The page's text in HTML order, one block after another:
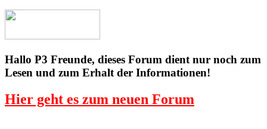
Hallo P3 Freunde, dieses Forum dient nur noch zum
Lesen und zum Erhalt der Informationen!
Hier geht es zum neuen Forum